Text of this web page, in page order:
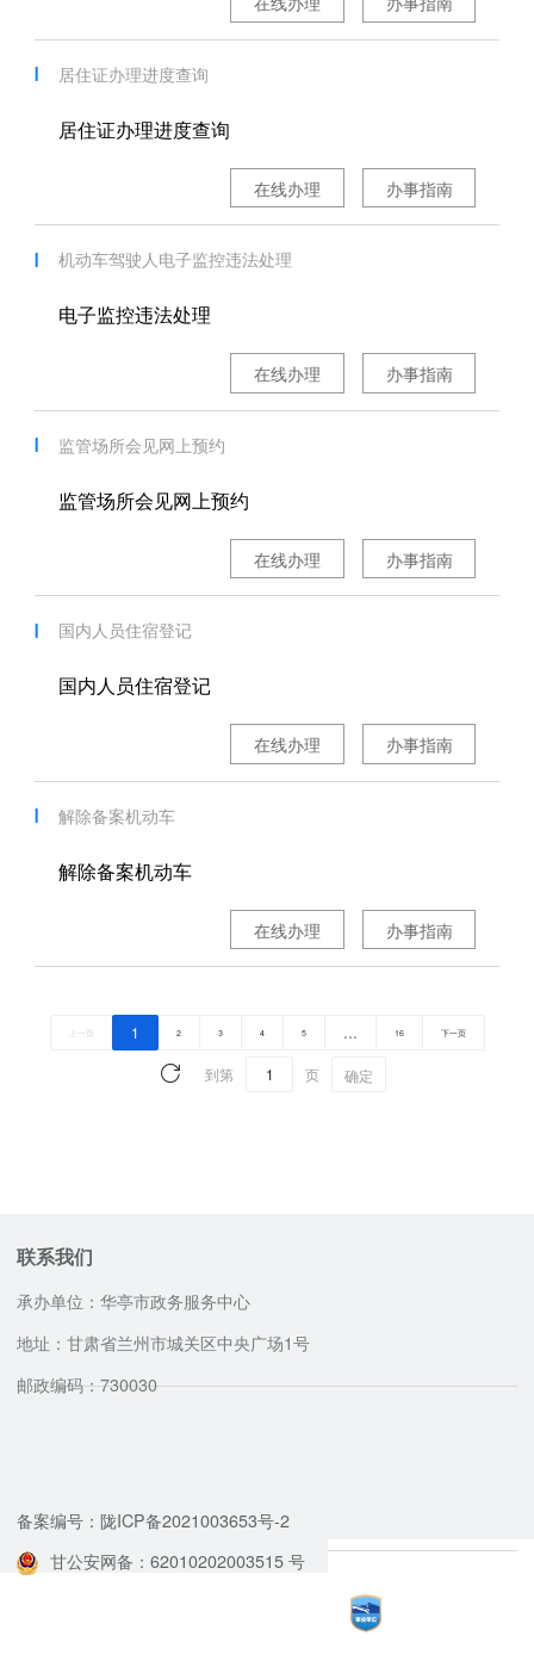
居住证办理进度查询
居住证办理进度查询
办事指南
在线办理
机动车驾驶人电子监控违法处理
电子监控违法处理
办事指南
在线办理
监管场所会见网上预约
监管场所会见网上预约
办事指南
在线办理
国内人员住宿登记
国内人员住宿登记
办事指南
在线办理
解除备案机动车
解除备案机动车
办事指南
在线办理
上一页 1 2 3 4 5 … 16 下一页
到第 页 确定
联系我们
承办单位：华亭市政务服务中心
地址：甘肃省兰州市城关区中央广场1号
邮政编码：730030
备案编号：陇ICP备2021003653号-2
甘公安网备：62010202003515 号